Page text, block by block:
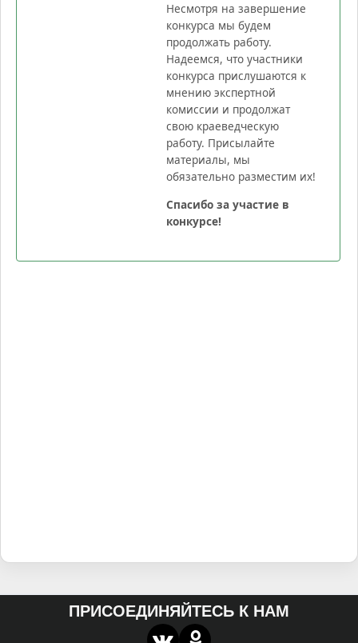
Несмотря на завершение
конкурса мы будем
продолжать работу.
Надеемся, что участники
конкурса прислушаются к
мнению экспертной
комиссии и продолжат
свою краеведческую
работу. Присылайте
материалы, мы
обязательно разместим их!
Спасибо за участие в
конкурсе!
ПРИСОЕДИНЯЙТЕСЬ К НАМ